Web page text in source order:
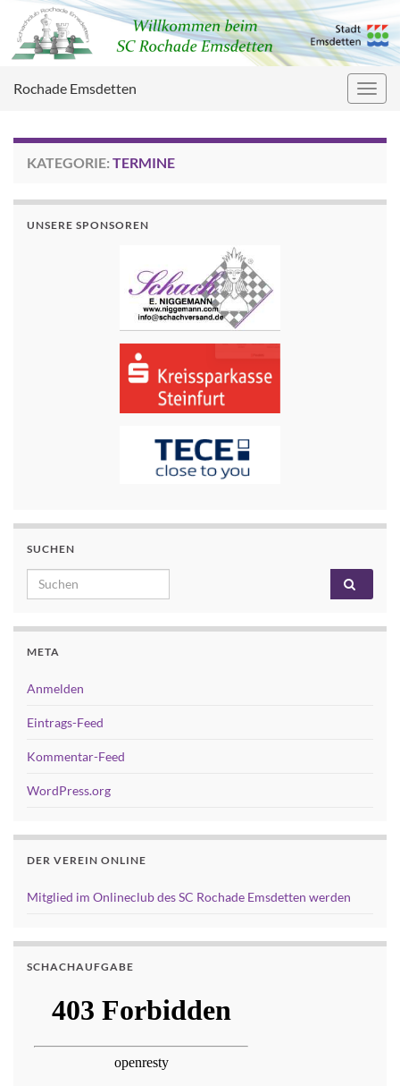
Rochade Emsdetten
KATEGORIE: TERMINE
UNSERE SPONSOREN
SUCHEN
Search for:
META
Anmelden
Eintrags-Feed
Kommentar-Feed
WordPress.org
DER VEREIN ONLINE
Mitglied im Onlineclub des SC Rochade Emsdetten werden
SCHACHAUFGABE